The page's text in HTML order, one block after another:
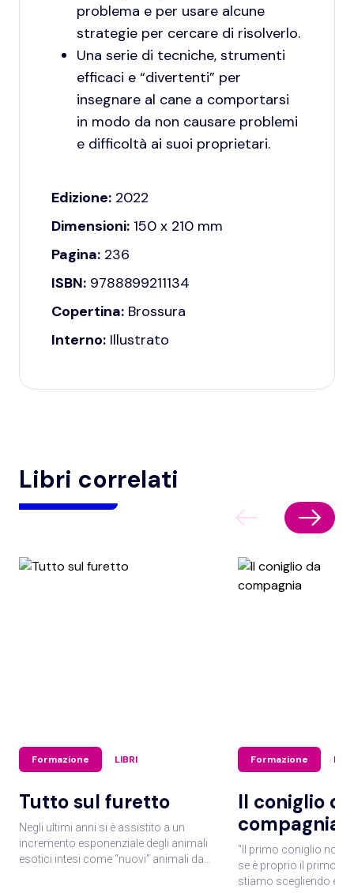
problema e per usare alcune
strategie per cercare di risolverlo.
Una serie di tecniche, strumenti
efficaci e “divertenti” per
insegnare al cane a comportarsi
in modo da non causare problemi
e difficoltà ai suoi proprietari.
Edizione: 2022
Dimensioni: 150 x 210 mm
Pagina: 236
ISBN: 9788899211134
Copertina: Brossura
Interno: Illustrato
Libri correlati
Formazione LIBRI
Tutto sul furetto
Negli ultimi anni si è assistito a un
incremento esponenziale degli animali
esotici intesi come “nuovi” animali da
Formazione
Il coniglio da
compagnia
“Il primo coniglio non
se è proprio il primo
stiamo scegliendo e